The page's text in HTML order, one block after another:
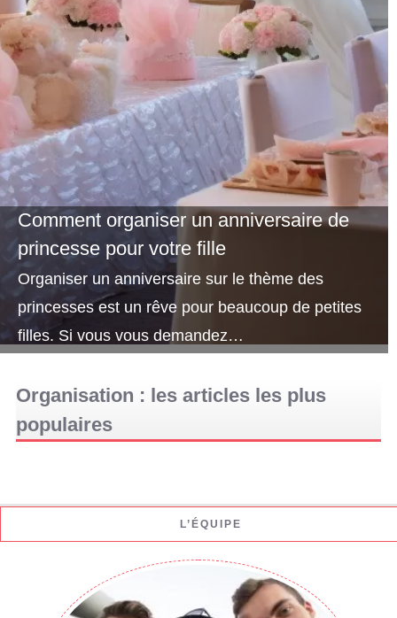
Comment organiser un anniversaire de
princesse pour votre fille
Organiser un anniversaire sur le thème des
princesses est un rêve pour beaucoup de petites
filles. Si vous vous demandez…
Organisation : les articles les plus
populaires
L’ÉQUIPE